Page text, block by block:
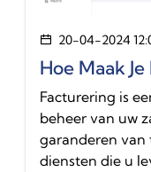
20-04-2024
Hoe Maak
Facturering is
beheer van uw
garanderen
diensten die u